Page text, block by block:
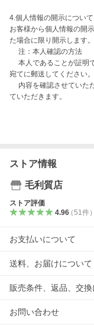
4.個人情報の開示について
お客様から個人情報の開
た場合に限り開示します。
注：本人確認の方法
本人であることが証明
宛てに郵送してください。
内容を確認させていた
ストア情報
毛利質店
ストア評価
4.96（51 件）
お支払いについて
送料、お届けについて
販売条件、返品、交換
お問い合わせ